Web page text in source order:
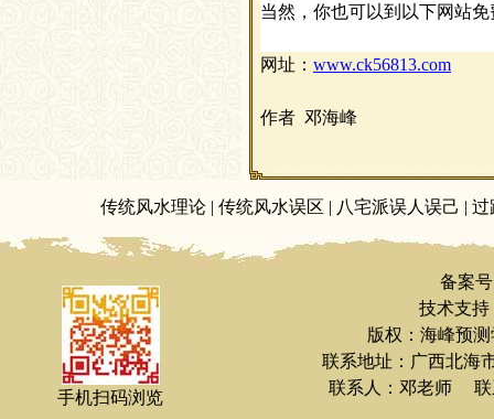
当然，你也可以到以下网站
网址 ： www.ck56813.com
作者 邓海峰
传统风水理论 | 传统风水误区 | 八宅派误人误己 | 过
手机扫码浏览
备案
技术支持
版权：海峰预
联系地址：广西北
联系人：邓老师 联